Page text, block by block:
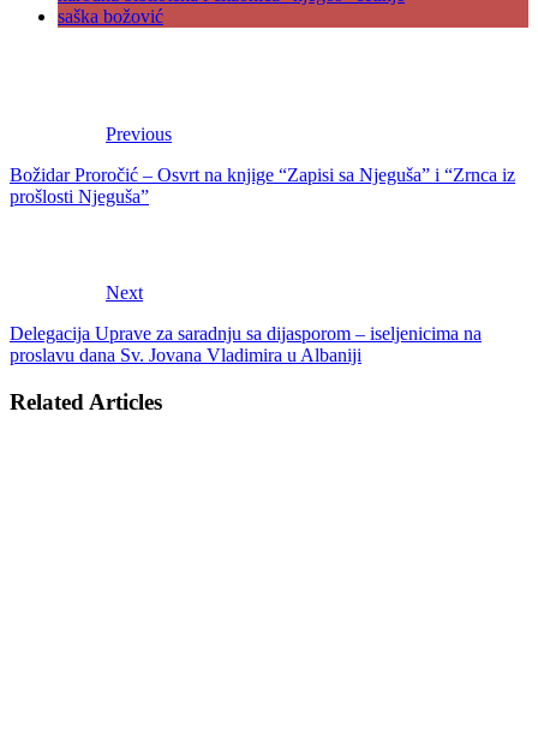
saška božović
Previous
Božidar Proročić – Osvrt na knjige “Zapisi sa Njeguša” i “Zrnca iz
prošlosti Njeguša”
Next
Delegacija Uprave za saradnju sa dijasporom – iseljenicima na
proslavu dana Sv. Jovana Vladimira u Albaniji
Related Articles